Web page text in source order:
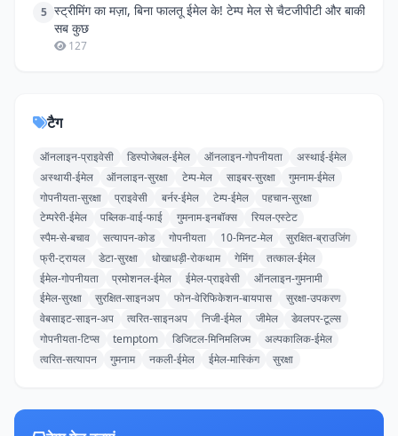
5 स्ट्रीमिंग का मज़ा, बिना फालतू ईमेल के! टेम्प मेल से चैटजीपीटी और बाकी
सब कुछ
127
टैग
ऑनलाइन-प्राइवेसी डिस्पोजेबल-ईमेल ऑनलाइन-गोपनीयता
अस्थाई-ईमेल
अस्थायी-ईमेल
ऑनलाइन-सुरक्षा टेम्प-मेल साइबर-सुरक्षा
गुमनाम-ईमेल
गोपनीयता-सुरक्षा
प्राइवेसी बर्नर-ईमेल टेम्प-ईमेल
पहचान-सुरक्षा
टेम्परेरी-ईमेल
पब्लिक-वाई-फाई गुमनाम-इनबॉक्स
रियल-एस्टेट
स्पैम-से-बचाव
सत्यापन-कोड गोपनीयता 10-मिनट-मेल
सुरक्षित-ब्राउजिंग
फ्री-ट्रायल
डेटा-सुरक्षा धोखाधड़ी-रोकथाम गेमिंग
तत्काल-ईमेल
ईमेल-गोपनीयता
प्रमोशनल-ईमेल ईमेल-प्राइवेसी
ऑनलाइन-गुमनामी
ईमेल-सुरक्षा
सुरक्षित-साइनअप फोन-वेरिफिकेशन-बायपास
सुरक्षा-उपकरण
वेबसाइट-साइन-अप
त्वरित-साइनअप निजी-ईमेल जीमेल
डेवलपर-टूल्स
गोपनीयता-टिप्स
temptom डिजिटल-मिनिमलिज्म
अल्पकालिक-ईमेल
त्वरित-सत्यापन
गुमनाम नकली-ईमेल ईमेल-मास्किंग सुरक्षा